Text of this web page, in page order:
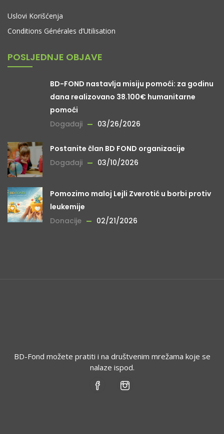
Uslovi Korišćenja
Conditions Générales d’Utilisation
POSLJEDNJE OBJAVE
BD-FOND nastavlja misiju pomoći: za godinu
dana realizovano 38.100€ humanitarne
pomoći
Događaji
03/26/2026
Postanite član BD FOND organizacije
Događaji
03/10/2026
Pomozimo maloj Lejli Zverotić u borbi protiv
leukemije
Donacije
02/21/2026
BD-Fond možete pratiti i na društvenim mrežama koje se
nalaze ispod.